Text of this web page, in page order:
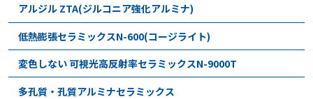
アルジル ZTA(ジルコニア強化アルミナ)
低熱膨張セラミックスN-600(コージライト)
変色しない 可視光高反射率セラミックスN-9000T
多孔質・孔質アルミナセラミックス